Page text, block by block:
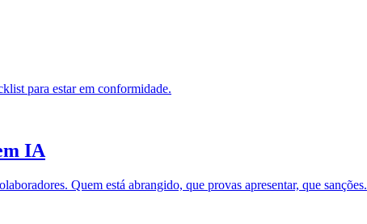
para estar em conformidade.
IA
Quem está abrangido, que provas apresentar, que sanções.